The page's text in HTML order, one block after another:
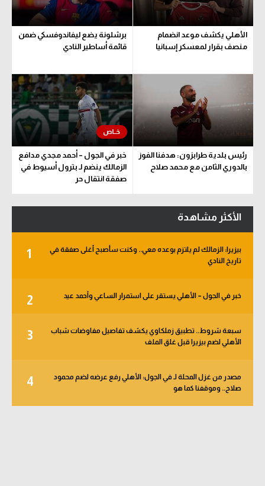
الأهلي يكشف موعد انضمام
منصف بقرار لمعسكر إسبانيا
برشلونة يضع ليفاندوفسكي ضمن
قائمة أساطير النادي
رئيس بلدية طرابزون: هدفنا الفوز
بالدوري الثامن مع محمد صلاح
خبر في الجول – أحمد مجدي مدافع
الزمالك ينضم لـ بترول أسيوط في
صفقة انتقال حر
الأكثر مشاهدة
1
بيزيرا: الزمالك لم يلتزم بوعده معي.. وكنت سأصبح أغلى صفقة في
تاريخ النادي
2 خبر في الجول – الأهلي يستقر على استمرار الساعي وأحمد عيد
3
سبعة شروط.. تطبيق زملكاوي يكشف تفاصيل مفاوضات شباب
الأهلي لضم بيزيرا قبل غلق الملف
4
مصدر من غزل المحلة لـ في الجول: الأهلي رفع عرضه لضم محمود
صلاح.. وموقفنا كما هو